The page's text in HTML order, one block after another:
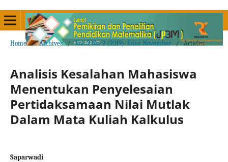
Home / Archives / Vol. 2 No. 2 (2019): Edisi November / Articles
Analisis Kesalahan Mahasiswa
Menentukan Penyelesaian
Pertidaksamaan Nilai Mutlak
Dalam Mata Kuliah Kalkulus
Saparwadi